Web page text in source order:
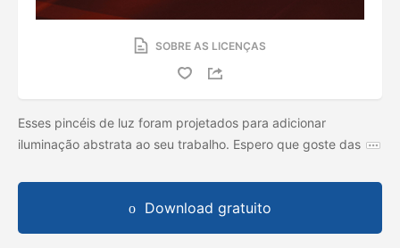
SOBRE AS LICENÇAS
Esses pincéis de luz foram projetados para adicionar
iluminação abstrata ao seu trabalho. Espero que goste das
Download gratuito